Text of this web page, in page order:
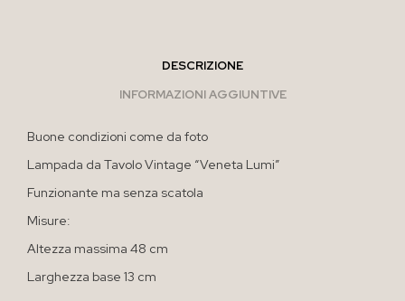
DESCRIZIONE
INFORMAZIONI AGGIUNTIVE
Buone condizioni come da foto
Lampada da Tavolo Vintage “Veneta Lumi”
Funzionante ma senza scatola
Misure:
Altezza massima 48 cm
Larghezza base 13 cm